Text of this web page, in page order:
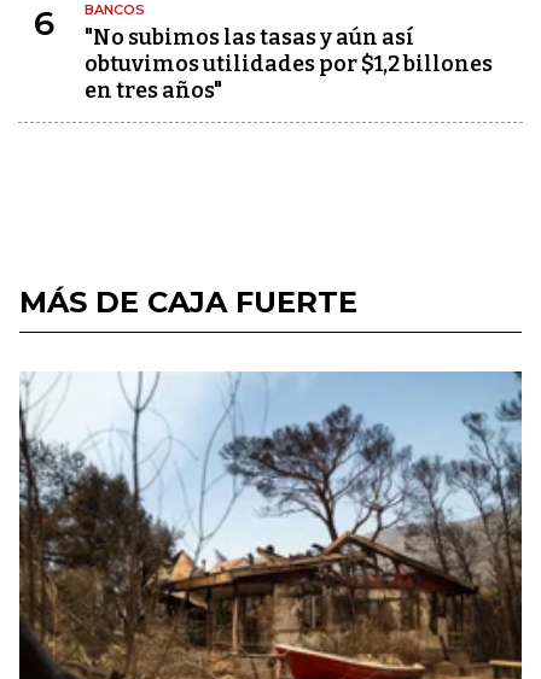
6 BANCOS
"No subimos las tasas y aún así
obtuvimos utilidades por $1,2 billones
en tres años"
MÁS DE CAJA FUERTE